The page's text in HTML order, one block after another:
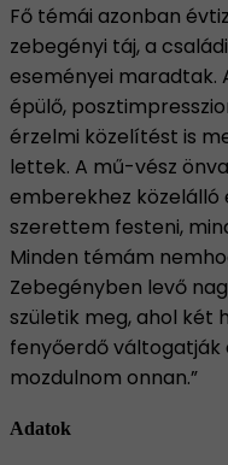
Fő témái azonban
zebegényi táj, a
eseményei maradtak.
épülő,
érzelmi közelítést is
lettek. A mű-vész
emberekhez
szerettem festeni,
Minden témám
Zebegényben levő
születik meg, ahol két
fenyőerdő váltogatják
mozdulnom onnan.”
Adatok